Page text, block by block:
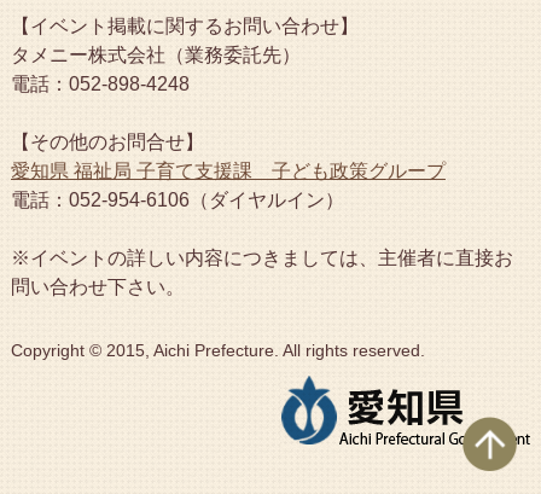
【イベント掲載に関するお問い合わせ】
タメニー株式会社（業務委託先）
電話：052-898-4248
【その他のお問合せ】
愛知県 福祉局 子育て支援課 子ども政策グループ
電話：052-954-6106（ダイヤルイン）
※イベントの詳しい内容につきましては、主催者に直接お
問い合わせ下さい。
Copyright © 2015, Aichi Prefecture. All rights reserved.